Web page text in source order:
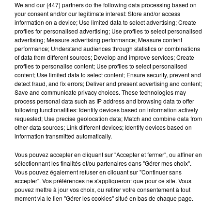
Publié : 30 mai 2017 à 17h50 par Brice Vidal
On fête les 50 ans du Parc national des Pyrénées. Plus
de 180 animations sont proposées avec en point
d’orgue, les gardes-moniteurs qui réaliseront
symboliquement la traversée du Parc national, de la
vallée d’Aspe à la vallée d’Aure, du samedi 19 au
vendredi 25 août. Chaque soir, en refuge, des
animations gratuites seront proposées. En clôture,
petits et grands sont invités à participer à la « Fête du
Parc », samedi 26 août à Saint-Lary Soulan (au
populaire et festive sera rythmée par des animations
gratuites (balades en vélo électrique, à dos d’âne,
simulations de pêche…). Pour flâner ou apprendre :
un marché artisanal, des conférences et des
We and our (447) partnersdo the following data processing based on
your consent and/or our legitimate interest: Store and/or access
information on a device; Use limited data to select advertising; Create
profiles for personalised advertising; Use profiles to select personalised
advertising; Measure advertising performance; Measure content
performance; Understand audiences through statistics or combinations
of data from different sources; Develop and improve services; Create
profiles to personalise content; Use profiles to select personalised
content; Use limited data to select content; Ensure security, prevent and
detect fraud, and fix errors; Deliver and present advertising and content;
Save and communicate privacy choices. These technologies may
process personal data such as IP address and browsing data to offer
following functionalities: Identify devices based on information actively
requested; Use precise geolocation data; Match and combine data from
other data sources; Link different devices; Identify devices based on
information transmitted automatically.
Vous pouvez accepter en cliquant sur "Accepter et fermer", ou affiner en
sélectionnant les finalités et/ou partenaires dans "Gérer mes choix".
Vous pouvez également refuser en cliquant sur "Continuer sans
accepter". Vos préférences ne s'appliqueront que pour ce site. Vous
pouvez mettre à jour vos choix, ou retirer votre consentement à tout
moment via le lien "Gérer les cookies" situé en bas de chaque page.